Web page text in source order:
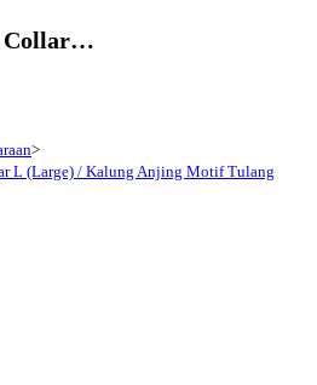
Collar…
>
L (Large) / Kalung Anjing Motif Tulang